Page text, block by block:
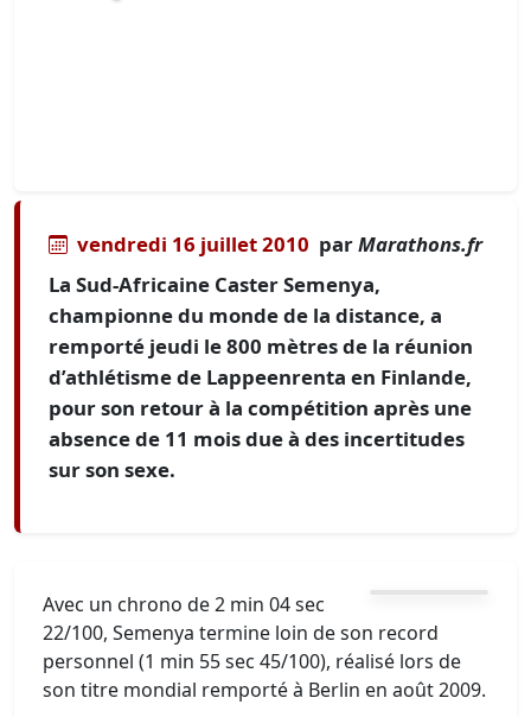
vendredi 16 juillet 2010 parMarathons.fr
La Sud-Africaine Caster Semenya,
championne du monde de la distance, a
remporté jeudi le 800 mètres de la réunion
d’athlétisme de Lappeenrenta en Finlande,
pour son retour à la compétition après une
absence de 11 mois due à des incertitudes
sur son sexe.
Avec un chrono de 2 min 04 sec
22/100, Semenya termine loin de son record
personnel (1 min 55 sec 45/100), réalisé lors de
son titre mondial remporté à Berlin en août 2009.